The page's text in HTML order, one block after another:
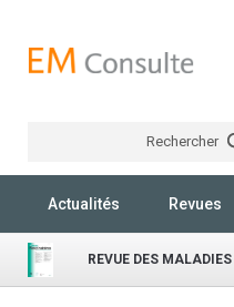
Rechercher
Actualités Revues
REVUE DES